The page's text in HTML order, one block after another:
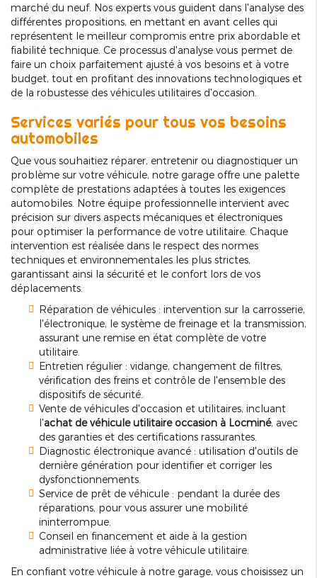
marché du neuf. Nos experts vous guident dans l'analyse des
différentes propositions, en mettant en avant celles qui
représentent le meilleur compromis entre prix abordable et
fiabilité technique. Ce processus d'analyse vous permet de
faire un choix parfaitement ajusté à vos besoins et à votre
budget, tout en profitant des innovations technologiques et
de la robustesse des véhicules utilitaires d'occasion.
Services variés pour tous vos besoins
automobiles
Que vous souhaitiez réparer, entretenir ou diagnostiquer un
problème sur votre véhicule, notre garage offre une palette
complète de prestations adaptées à toutes les exigences
automobiles. Notre équipe professionnelle intervient avec
précision sur divers aspects mécaniques et électroniques
pour optimiser la performance de votre utilitaire. Chaque
intervention est réalisée dans le respect des normes
techniques et environnementales les plus strictes,
garantissant ainsi la sécurité et le confort lors de vos
déplacements.
Réparation de véhicules : intervention sur la carrosserie,
l'électronique, le système de freinage et la transmission,
assurant une remise en état complète de votre
utilitaire.
Entretien régulier : vidange, changement de filtres,
vérification des freins et contrôle de l'ensemble des
dispositifs de sécurité.
Vente de véhicules d'occasion et utilitaires, incluant
l'achat de véhicule utilitaire occasion à Locminé, avec
des garanties et des certifications rassurantes.
Diagnostic électronique avancé : utilisation d'outils de
dernière génération pour identifier et corriger les
dysfonctionnements.
Service de prêt de véhicule : pendant la durée des
réparations, pour vous assurer une mobilité
ininterrompue.
Conseil en financement et aide à la gestion
administrative liée à votre véhicule utilitaire.
En confiant votre véhicule à notre garage, vous choisissez un